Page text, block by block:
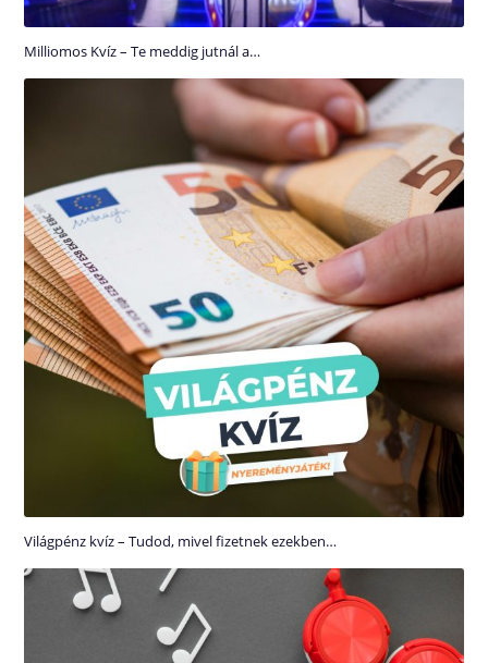
Milliomos Kvíz – Te meddig jutnál a…
Világpénz kvíz – Tudod, mivel fizetnek ezekben…